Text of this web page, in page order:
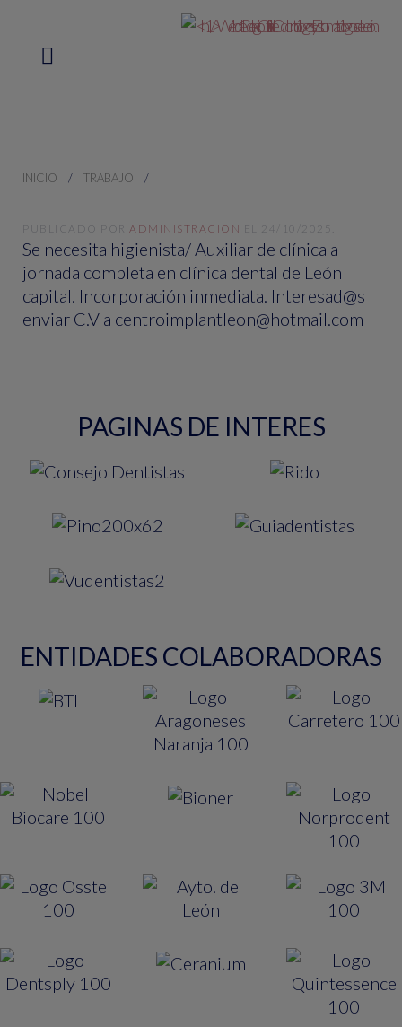
INICIO TRABAJO
PUBLICADO POR ADMINISTRACION EL 24/10/2025
Se necesita higienista/ Auxiliar de clínica a
jornada completa en clínica dental de León
capital. Incorporación inmediata. Interesad@s
enviar C.V a centroimplantleon@hotmail.com
PAGINAS DE INTERES
ENTIDADES COLABORADORAS